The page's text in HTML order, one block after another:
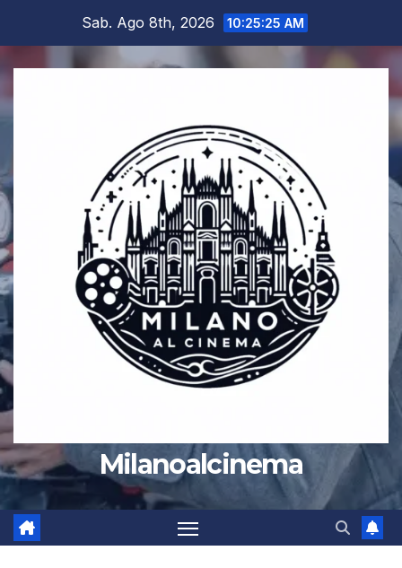
contenuto
Sab. Ago 8th, 2026 10:25:26 AM
Milanoalcinema